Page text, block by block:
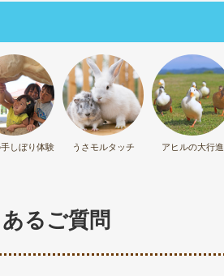
しぼり体験 うさモルタッチ アヒルの大行進
るご質問